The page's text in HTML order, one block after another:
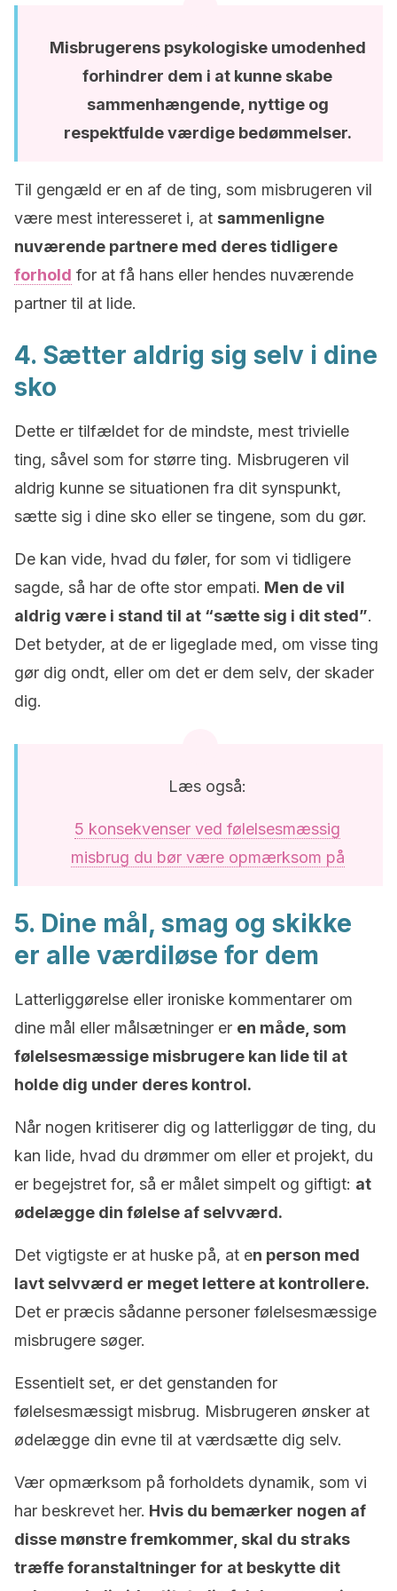
Misbrugerens psykologiske umodenhed
forhindrer dem i at kunne skabe
sammenhængende, nyttige og
respektfulde værdige bedømmelser.
Til gengæld er en af ​​de ting, som misbrugeren vil
være mest interesseret i, at sammenligne
nuværende partnere med deres tidligere
forhold for at få hans eller hendes nuværende
partner til at lide.
4. Sætter aldrig sig selv i dine
sko
Dette er tilfældet for de mindste, mest trivielle
ting, såvel som for større ting. Misbrugeren vil
aldrig kunne se situationen fra dit synspunkt,
sætte sig i dine sko eller se tingene, som du gør.
De kan vide, hvad du føler, for som vi tidligere
sagde, så har de ofte stor empati. Men de vil
aldrig være i stand til at “sætte sig i dit sted”.
Det betyder, at de er ligeglade med, om visse ting
gør dig ondt, eller om det er dem selv, der skader
dig.
Læs også:
5 konsekvenser ved følelsesmæssig
misbrug du bør være opmærksom på
5. Dine mål, smag og skikke
er alle værdiløse for dem
Latterliggørelse eller ironiske kommentarer om
dine mål eller målsætninger er en måde, som
følelsesmæssige misbrugere kan lide til at
holde dig under deres kontrol.
Når nogen kritiserer dig og latterliggør de ting, du
kan lide, hvad du drømmer om eller et projekt, du
er begejstret for, så er målet simpelt og giftigt: at
ødelægge din følelse af selvværd.
Det vigtigste er at huske på, at en person med
lavt selvværd er meget lettere at kontrollere.
Det er præcis sådanne personer følelsesmæssige
misbrugere søger.
Essentielt set, er det genstanden for
følelsesmæssigt misbrug. Misbrugeren ønsker at
ødelægge din evne til at værdsætte dig selv.
Vær opmærksom på forholdets dynamik, som vi
har beskrevet her. Hvis du bemærker nogen af ​​
disse mønstre fremkommer, skal du straks
træffe foranstaltninger for at beskytte dit